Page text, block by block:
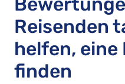
Reisenden
helfen, eine
finden